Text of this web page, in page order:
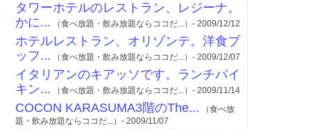
タワーホテルのレストラン、レジーナ。
かに... （食べ放題・飲み放題ならココだ...）- 2009/12/12
ホテルレストラン、オリゾンテ。洋食ブ
ッフ... （食べ放題・飲み放題ならココだ...）- 2009/12/07
イタリアンのキアッソです。ランチバイ
キン... （食べ放題・飲み放題ならココだ...）- 2009/11/14
COCON KARASUMA3階のThe... （食べ放
題・飲み放題ならココだ...）- 2009/11/07